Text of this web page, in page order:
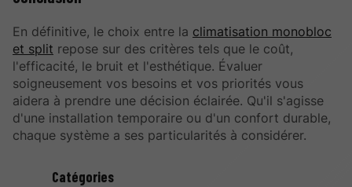
Catégories
En définitive, le choix entre la climatisation monobloc
et split repose sur des critères tels que le coût,
l'efficacité, le bruit et l'esthétique. Évaluer
soigneusement vos besoins et vos priorités vous
aidera à prendre une décision éclairée. Qu'il s'agisse
d'une installation temporaire ou d'un confort durable,
chaque système a ses particularités à considérer.